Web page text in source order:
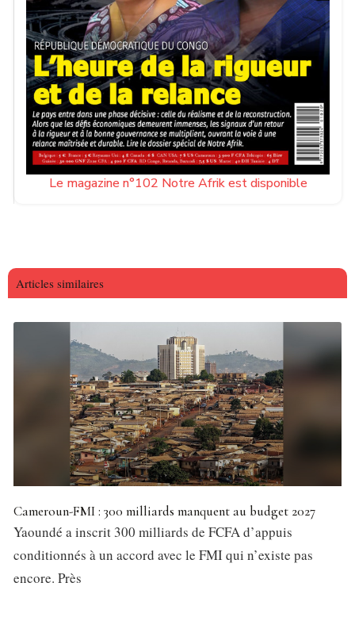
Le magazine n°102 Notre Afrik est disponible
Articles similaires
Cameroun-FMI : 300 milliards manquent au budget 2027
Yaoundé a inscrit 300 milliards de FCFA d’appuis
conditionnés à un accord avec le FMI qui n’existe pas
encore. Près